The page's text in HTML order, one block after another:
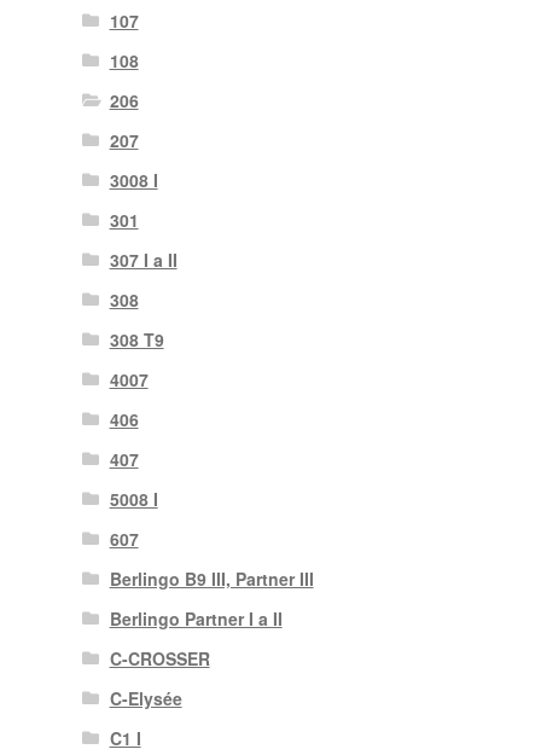
107
108
206
207
3008 I
301
307 I a II
308
308 T9
4007
406
407
5008 I
607
Berlingo B9 III, Partner III
Berlingo Partner I a II
C-CROSSER
C-Elysée
C1 I